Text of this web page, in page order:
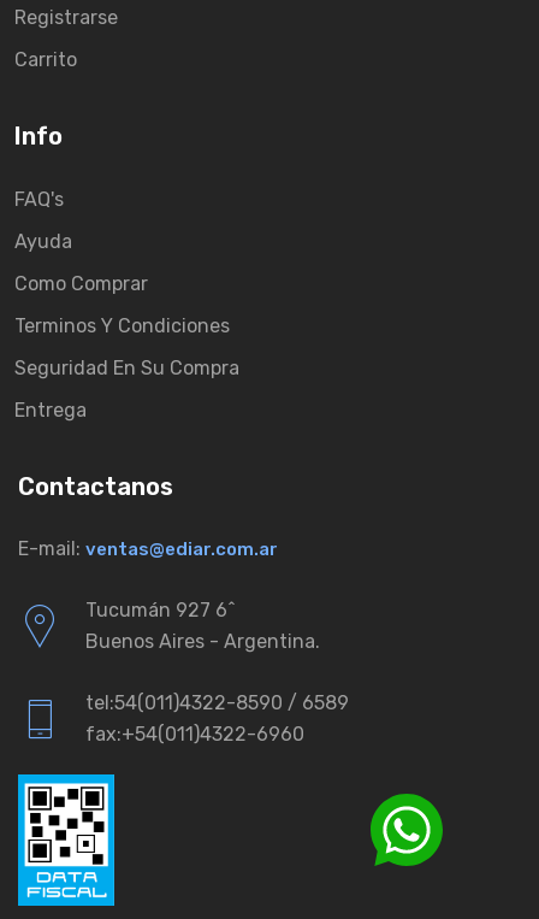
Registrarse
Carrito
Info
FAQ's
Ayuda
Como Comprar
Terminos Y Condiciones
Seguridad En Su Compra
Entrega
Contactanos
E-mail: ventas@ediar.com.ar
Tucumán 927 6ˆ
Buenos Aires - Argentina.
tel:54(011)4322-8590 / 6589
fax:+54(011)4322-6960